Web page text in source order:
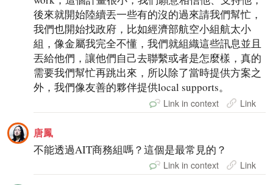
後來就開始陸續丟一些有的沒的過來請我們幫忙，
我們也開始找政府，比如經濟部航空小組航太小
組，像金屬我完全不懂，我們就組織這些訊息並且
丟給他們，讓他們自己去聯繫或者是怎麼樣，真的
需要我們幫忙再跳出來，所以除了當時提供方案之
外，我們像友善的夥伴提供local supports。
Link in context Link
唐鳳
不能透過AIT商務組嗎？這個是最常見的？
Link in context Link